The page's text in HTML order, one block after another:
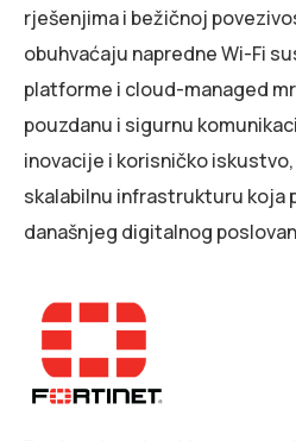
rješenjima i bežičnoj
obuhvaćaju napredne Wi-Fi
platforme i cloud-managed
pouzdanu i sigurnu
inovacije i korisničko
skalabilnu infrastrukturu koja
današnjeg digitalnog